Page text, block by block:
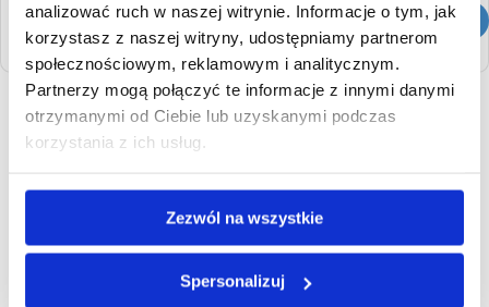
analizować ruch w naszej witrynie. Informacje o tym, jak
korzystasz z naszej witryny, udostępniamy partnerom
społecznościowym, reklamowym i analitycznym.
Partnerzy mogą połączyć te informacje z innymi danymi
otrzymanymi od Ciebie lub uzyskanymi podczas
korzystania z ich usług.
Zezwól na wszystkie
Spersonalizuj
Przeczytaj całość
Popularne słowa kluczowe:
przedsądowe wezwanie do zapłaty pozew o zapłatę
windykacja należności